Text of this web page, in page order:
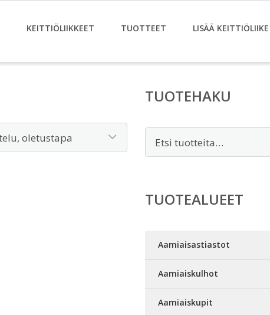
KEITTIÖLIIKKEET TUOTTEET LISÄÄ KEITTIÖLIIKE
TUOTEHAKU
TUOTEALUEET
Aamiaisastiastot
Aamiaiskulhot
Aamiaiskupit